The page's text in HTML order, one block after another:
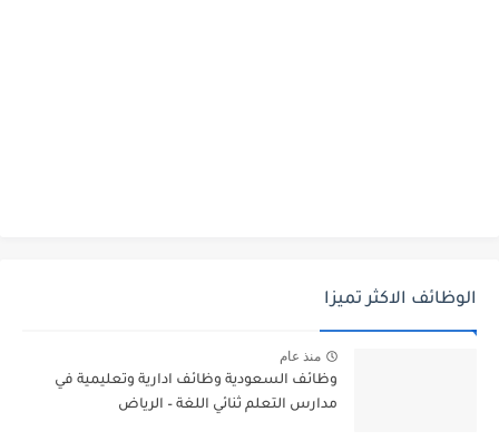
الوظائف الاكثر تميزا
منذ عام
وظائف السعودية وظائف ادارية وتعليمية في
مدارس التعلم ثنائي اللغة – الرياض